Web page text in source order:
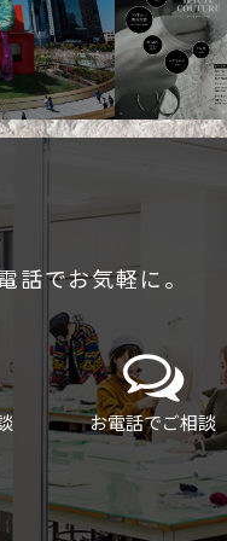
話でお気軽に。
お電話でご相談